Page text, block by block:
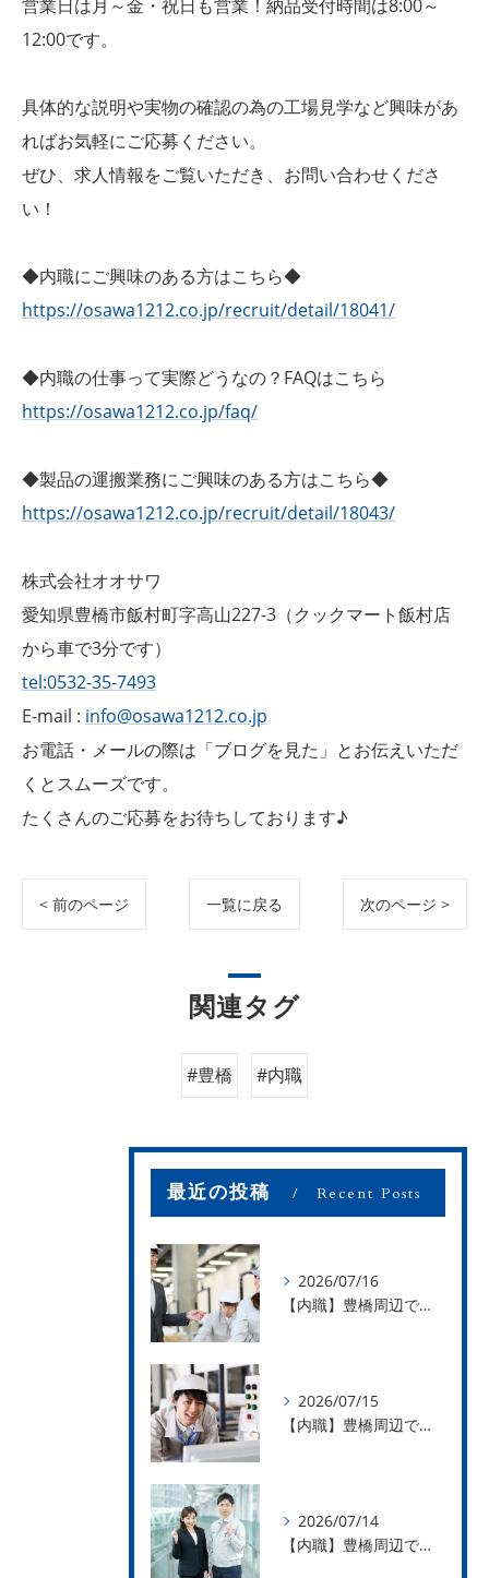
営業日は月～金・祝日も営業！納品受付時間は8:00～
12:00です。
具体的な説明や実物の確認の為の工場見学など興味があ
ればお気軽にご応募ください。
ぜひ、求人情報をご覧いただき、お問い合わせくださ
い！
◆内職にご興味のある方はこちら◆
https://osawa1212.co.jp/recruit/detail/18041/
◆内職の仕事って実際どうなの？FAQはこちら
https://osawa1212.co.jp/faq/
◆製品の運搬業務にご興味のある方はこちら◆
https://osawa1212.co.jp/recruit/detail/18043/
株式会社オオサワ
愛知県豊橋市飯村町字高山227-3（クックマート飯村店
から車で3分です）
tel:0532-35-7493
E-mail : info@osawa1212.co.jp
お電話・メールの際は「ブログを見た」とお伝えいただ
くとスムーズです。
たくさんのご応募をお待ちしております♪
< 前のページ 一覧に戻る 次のページ >
関連タグ
#豊橋 #内職
最近の投稿 Recent Posts
2026/07/16
【内職】豊橋周辺で内職のお仕事を探している方募集中！【お仕事の内容】
2026/07/15
【内職】豊橋周辺で内職のお仕事を探している方募集中！【急な学級閉鎖も安心】
2026/07/14
【内職】豊橋周辺で内職のお仕事を探している方募集中！【内職さまのお声②】